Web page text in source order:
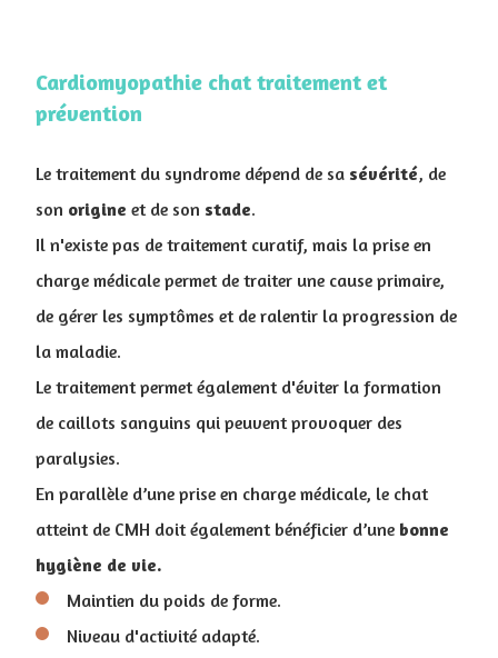
Cardiomyopathie chat traitement et
prévention
Le traitement du syndrome dépend de sa sévérité, de
son origine et de son stade.
Il n'existe pas de traitement curatif, mais la prise en
charge médicale permet de traiter une cause primaire,
de gérer les symptômes et de ralentir la progression de
la maladie.
Le traitement permet également d'éviter la formation
de caillots sanguins qui peuvent provoquer des
paralysies.
En parallèle d’une prise en charge médicale, le chat
atteint de CMH doit également bénéficier d’une bonne
hygiène de vie.
Maintien du poids de forme.
Niveau d'activité adapté.